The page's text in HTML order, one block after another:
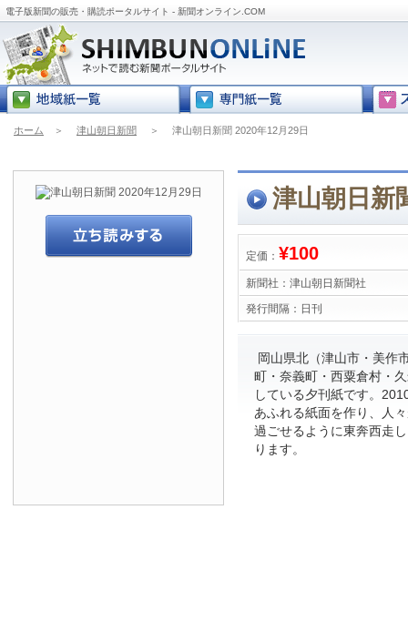
電子版新聞の販売・購読ポータルサイト - 新聞オンライン.COM
ホーム ＞ 津山朝日新聞 ＞ 津山朝日新聞 2020年12月29日
津山朝日新
定価： ¥100
新聞社： 津山朝日新聞社
発行間隔： 日刊
岡山県北（津山市・美作
町・奈義町・西粟倉村・
している夕刊紙です。
あふれる紙面を作り、人
過ごせるように東奔西走
ります。